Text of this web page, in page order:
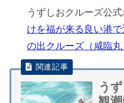
うずしおクルーズ公式
けを福が来る良い港
の出クルーズ（咸臨丸
う